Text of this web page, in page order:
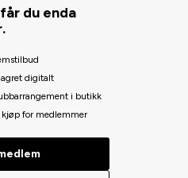
du enda
digitalt
i butikk
for medlemmer